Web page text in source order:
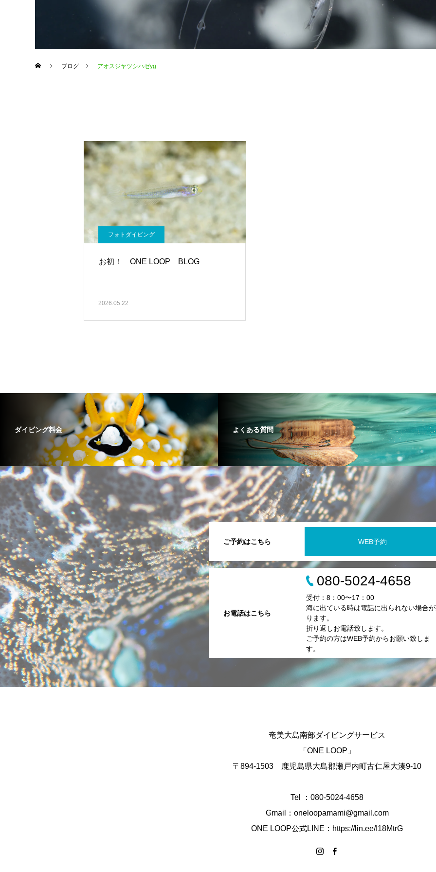
ブログ アオスジヤツシハゼyg
フォトダイビング
お初！ ONE LOOP BLOG
2026.05.22
ダイビング料金 よくある質問
ご予約はこちら WEB予約
お電話はこちら
080-5024-4658
受付：8：00〜17：00
海に出ている時は電話に出られない場合
ります。
折り返しお電話致します。
ご予約の方はWEB予約からお願い致しま
す。
奄美大島南部ダイビングサービス
「ONE LOOP」
〒894-1503 鹿児島県大島郡瀬戸内町古仁屋大湊9-10
Tel ：080-5024-4658
Gmail：oneloopamami@gmail.com
ONE LOOP公式LINE：https://lin.ee/I18MtrG